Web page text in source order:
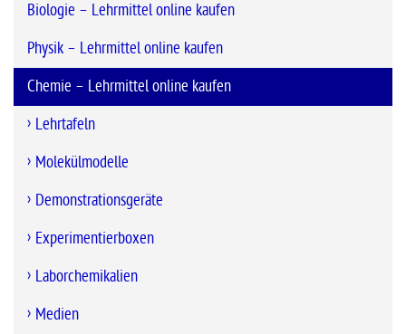
Biologie – Lehrmittel online kaufen
Physik – Lehrmittel online kaufen
Chemie – Lehrmittel online kaufen
Lehrtafeln
Molekülmodelle
Demonstrationsgeräte
Experimentierboxen
Laborchemikalien
Medien